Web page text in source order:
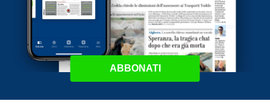
ABBONATI